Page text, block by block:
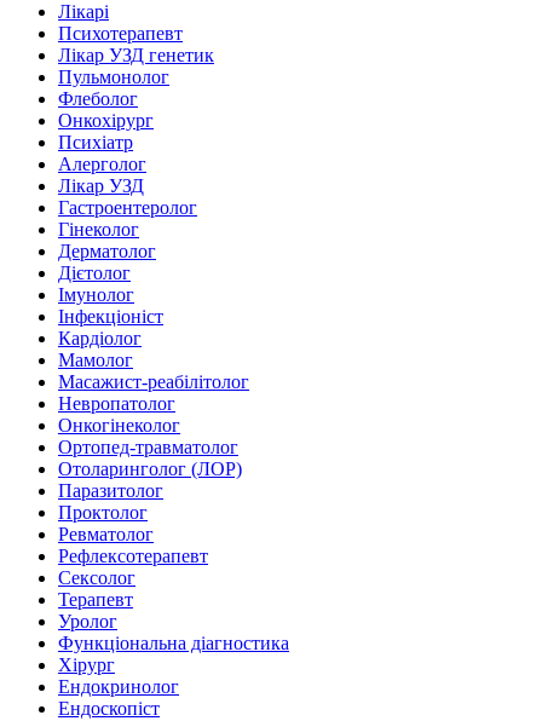
Лікарі
Психотерапевт
Лікар УЗД генетик
Пульмонолог
Флеболог
Онкохірург
Психіатр
Алерголог
Лікар УЗД
Гастроентеролог
Гінеколог
Дерматолог
Дієтолог
Імунолог
Інфекціоніст
Кардіолог
Мамолог
Масажист-реабілітолог
Невропатолог
Онкогінеколог
Ортопед-травматолог
Отоларинголог (ЛОР)
Паразитолог
Проктолог
Ревматолог
Рефлексотерапевт
Сексолог
Терапевт
Уролог
Функціональна діагностика
Хірург
Ендокринолог
Ендоскопіст